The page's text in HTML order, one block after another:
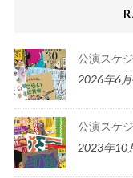
公演スケ
2026年6
公演スケ
2023年10